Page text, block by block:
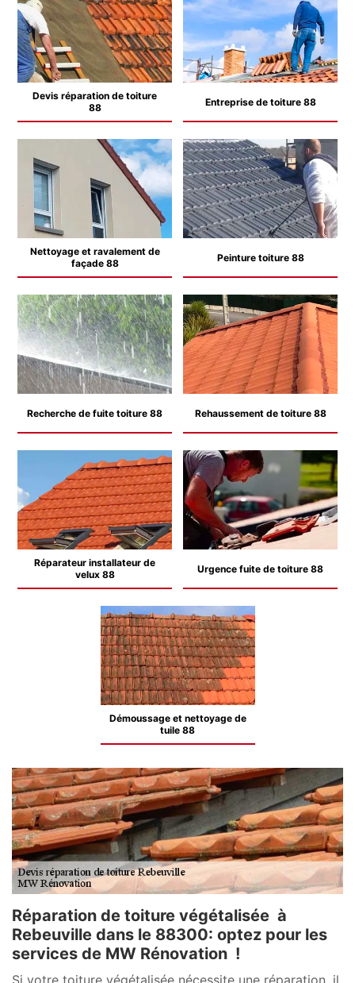
Devis réparation de toiture
88
Entreprise de toiture 88
Nettoyage et ravalement de
façade 88
Peinture toiture 88
Recherche de fuite toiture 88 Rehaussement de toiture 88
Réparateur installateur de
velux 88
Urgence fuite de toiture 88
Démoussage et nettoyage de
tuile 88
Réparation de toiture végétalisée à
Rebeuville dans le 88300: optez pour les
services de MW Rénovation !
Si votre toiture végétalisée nécessite une réparation, il